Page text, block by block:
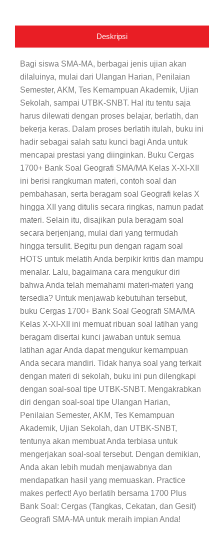
MA
XII
Deskripsi
Bagi siswa SMA-MA, berbagai jenis ujian akan
dilaluinya, mulai dari Ulangan Harian, Penilaian
Semester, AKM, Tes Kemampuan Akademik, Ujian
Sekolah, sampai UTBK-SNBT. Hal itu tentu saja
harus dilewati dengan proses belajar, berlatih, dan
bekerja keras. Dalam proses berlatih itulah, buku ini
hadir sebagai salah satu kunci bagi Anda untuk
mencapai prestasi yang diinginkan. Buku Cergas
1700+ Bank Soal Geografi SMA/MA Kelas X-XI-XII
ini berisi rangkuman materi, contoh soal dan
pembahasan, serta beragam soal Geografi kelas X
hingga XII yang ditulis secara ringkas, namun padat
materi. Selain itu, disajikan pula beragam soal
secara berjenjang, mulai dari yang termudah
hingga tersulit. Begitu pun dengan ragam soal
HOTS untuk melatih Anda berpikir kritis dan mampu
menalar. Lalu, bagaimana cara mengukur diri
bahwa Anda telah memahami materi-materi yang
tersedia? Untuk menjawab kebutuhan tersebut,
buku Cergas 1700+ Bank Soal Geografi SMA/MA
Kelas X-XI-XII ini memuat ribuan soal latihan yang
beragam disertai kunci jawaban untuk semua
latihan agar Anda dapat mengukur kemampuan
Anda secara mandiri. Tidak hanya soal yang terkait
dengan materi di sekolah, buku ini pun dilengkapi
dengan soal-soal tipe UTBK-SNBT. Mengakrabkan
diri dengan soal-soal tipe Ulangan Harian,
Penilaian Semester, AKM, Tes Kemampuan
Akademik, Ujian Sekolah, dan UTBK-SNBT,
tentunya akan membuat Anda terbiasa untuk
mengerjakan soal-soal tersebut. Dengan demikian,
Anda akan lebih mudah menjawabnya dan
mendapatkan hasil yang memuaskan. Practice
makes perfect! Ayo berlatih bersama 1700 Plus
Bank Soal: Cergas (Tangkas, Cekatan, dan Gesit)
Geografi SMA-MA untuk meraih impian Anda!